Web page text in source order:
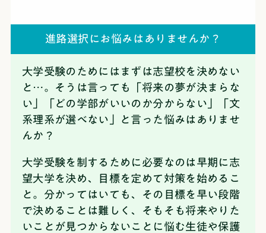
進路選択にお悩みはありませんか？
大学受験のためにはまずは志望校を決めない
と…。そうは言っても「将来の夢が決まらな
い」「どの学部がいいのか分からない」「文
系理系が選べない」と言った悩みはありませ
んか？
大学受験を制するために必要なのは早期に志
望大学を決め、目標を定めて対策を始めるこ
と。 分かってはいても、その目標を早い段階
で決めることは難しく、そもそも将来やりた
いことが見つからないことに悩む生徒や保護